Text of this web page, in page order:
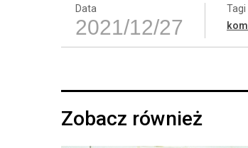
Data
2021/12/27
Tagi
Zobacz również